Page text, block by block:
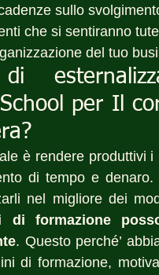
sullo
che si sentiranno
del tuo
per Il
è rendere produttivi
di tempo e
nel migliore dei
formazione
. Questo perché’
di formazione,